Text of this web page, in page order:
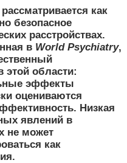
как
безопасное
расстройствах.
в World Psychiatry,
этой области:
эффекты
оцениваются
Низкая
явлений в
не может
как